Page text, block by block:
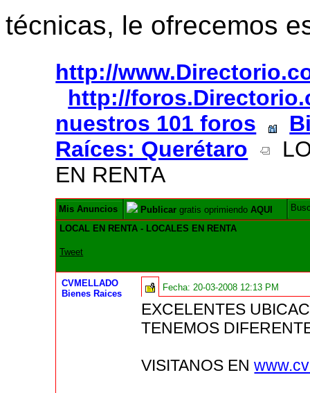
técnicas, le ofrecemos
http://
http://
nuestros 101 foros
Raíces: Querétaro
EN RENTA
Mis Anuncios Publicar gratis oprimiendoAQUI
LOCAL EN RENTA - LOCALES EN RENTA
Tweet
CVMELLADO
Bienes Raices
Fecha:20-03-2008 12:13 PM
EXCELENTES
TENEMOS
VISITANOS EN